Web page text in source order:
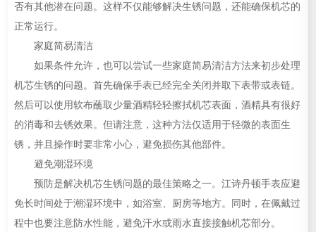
否有其他潜在问题。这样不仅能够解决生锈问题，还能确保机芯的
正常运行。
家庭简易清洁
如果条件允许，也可以尝试一些家庭简易清洁方法来初步处理
机芯生锈的问题。首先确保手表已经完全关闭并取下表带或表链。
然后可以使用软布蘸取少量酒精轻轻擦拭机芯表面，酒精具有很好
的消毒和去锈效果。但请注意，这种方法仅适用于轻微的表面生
锈，并且操作时要非常小心，避免损伤其他部件。
避免潮湿环境
预防是解决机芯生锈问题的最佳策略之一。江诗丹顿手表应避
免长时间处于潮湿环境中，如浴室、厨房等地方。同时，在佩戴过
程中也要注意防水性能，避免汗水或雨水直接接触机芯部分。